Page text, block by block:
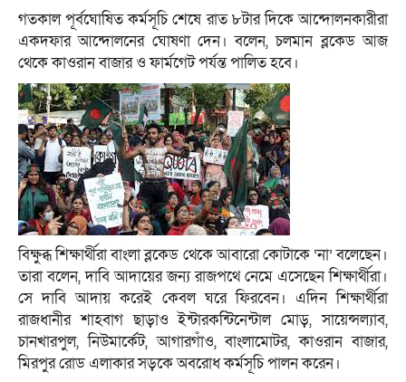
গতকাল পূর্বঘোষিত কর্মসূচি শেষে রাত ৮টার দিকে আন্দোলনকারীরা
একদফার আন্দোলনের ঘোষণা দেন। বলেন, চলমান ব্লকেড আজ
থেকে কাওরান বাজার ও ফার্মগেট পর্যন্ত পালিত হবে।
বিক্ষুব্ধ শিক্ষার্থীরা বাংলা ব্লকেড থেকে আবারো কোটাকে ‘না’ বলেছেন।
তারা বলেন, দাবি আদায়ের জন্য রাজপথে নেমে এসেছেন শিক্ষার্থীরা।
সে দাবি আদায় করেই কেবল ঘরে ফিরবেন। এদিন শিক্ষার্থীরা
রাজধানীর শাহবাগ ছাড়াও ইন্টারকন্টিনেন্টাল মোড়, সায়েন্সল্যাব,
চানখারপুল, নিউমার্কেট, আগারগাঁও, বাংলামোটর, কাওরান বাজার,
মিরপুর রোড এলাকার সড়কে অবরোধ কর্মসূচি পালন করেন।